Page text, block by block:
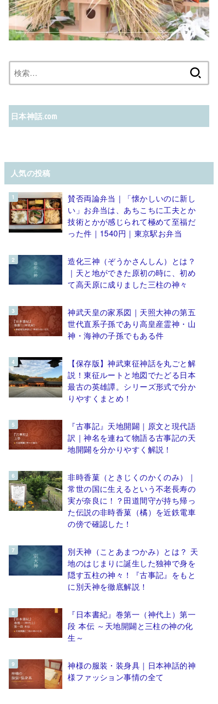
索:
日本神話.com
人気の投稿
賛否両論弁当｜「懐かしいのに新し
い」お弁当は、あちこちに工夫とか
技術とかが感じられて極めて至福だ
った件｜1540円｜東京駅お弁当
造化三神（ぞうかさんしん）とは？
｜天と地ができた原初の時に、初め
て高天原に成りました三柱の神々
神武天皇の家系図｜天照大神の第五
世代直系子孫であり高皇産霊神・山
神・海神の子孫でもある件
【保存版】神武東征神話を丸ごと解
説！東征ルートと地図でたどる日本
最古の英雄譚。シリーズ形式で分か
りやすくまとめ！
『古事記』天地開闢｜原文と現代語
訳｜神名を連ねて物語る古事記の天
地開闢を分かりやすく解説！
非時香菓（ときじくのかくのみ）｜
常世の国に生えるという不老長寿の
実が奈良に！？田道間守が持ち帰っ
た伝説の非時香菓（橘）を近鉄電車
の傍で確認した！
別天神（ことあまつかみ）とは？ 天
地のはじまりに誕生した独神で身を
隠す五柱の神々！『古事記』をもと
に別天神を徹底解説！
『日本書紀』巻第一（神代上）第一
段 本伝 ～天地開闢と三柱の神の化
生～
神様の服装・装身具｜日本神話的神
様ファッション事情の全て